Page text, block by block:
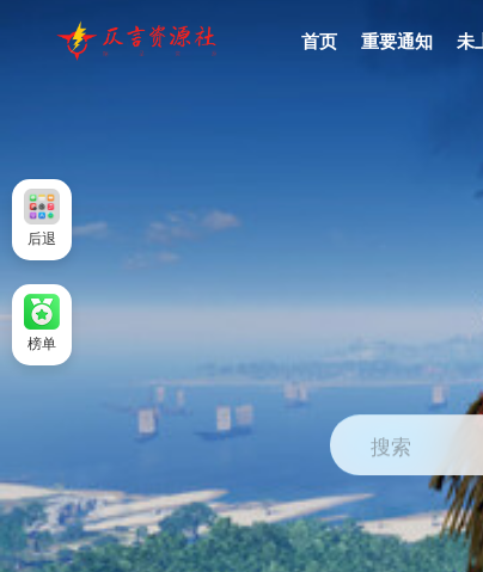
首页 重要通知 未
搜索
后退
榜单